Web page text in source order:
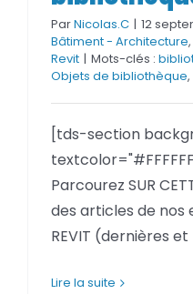
ParNicolas.C | 12
Bâtiment - Architecture,
Revit | Mots-clés :
Objets de bibliothèque,
[tds-section
Parcourez SUR
des articles de nos
REVIT (dernières et
Lire la suite